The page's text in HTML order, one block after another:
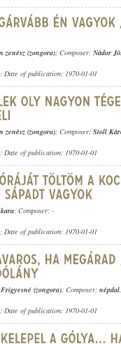
zenész (zongora); Composer: Nádor
; Date of publication: 1970-01-01
zenész (zongora); Composer: Stoll
; Date of publication: 1970-01-01
; Composer: -
; Date of publication: 1970-01-01
(zongora); Composer: népdal
; Date of publication: 1970-01-01